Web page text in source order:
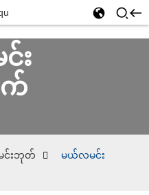
း
က်
င်းဘုတ်
မယ်လမင်း